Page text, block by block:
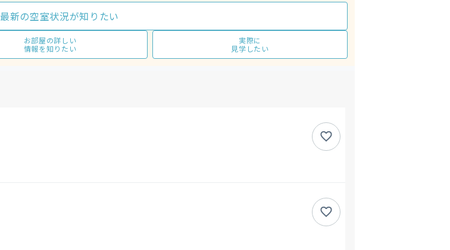
最新の空室状況が知りたい
お部屋の詳しい
情報を知りたい
実際に
見学したい